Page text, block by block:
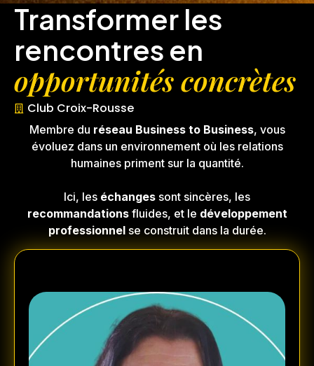
Membre du réseau Business to Business, vous
évoluez dans un environnement où les relations
humaines priment sur la quantité.
Ici, les échanges sont sincères, les
recommandationsfluides, et le développement
professionnelse construit dans la durée.
Transformer les
rencontres en
opportunités concrètes
Club Croix-Rousse